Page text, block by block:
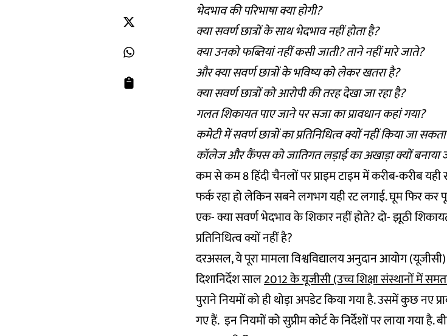
भेदभाव की परिभाषा क्या होगी?
क्या सवर्ण छात्रों के साथ भेदभाव नहीं होता है?
क्या उनको फब्तियां नहीं कसी जाती? ताने नहीं मारे जाते?
और क्या सवर्ण छात्रों के भविष्य को लेकर खतरा है?
क्या सवर्ण छात्रों को आरोपी की तरह देखा जा रहा है?
गलत शिकायत पाए जाने पर सजा का प्रावधान कहां गया?
कमेटी में सवर्ण छात्रों का प्रतिनिधित्व क्यों नहीं किया जा
कॉलेज और कैंपस को जातिगत लड़ाई का अखाड़ा क्यों बनाया
कम से कम 8 हिंदी चैनलों पर प्राइम टाइम में करीब-करीब
फर्क रहा हो लेकिन सबने लगभग यही रट लगाई. घूम फिर कर
एक- क्या सवर्ण भेदभाव के शिकार नहीं होते? दो- झूठी
प्रतिनिधित्व क्यों नहीं है?
दरअसल, ये पूरा मामला विश्वविद्यालय अनुदान आयोग
दिशानिर्देश साल2012 के यूजीसी (उच्च शिक्षा संस्थानों में
पुराने नियमों को ही थोड़ा अपडेट किया गया है. उसमें कुछ नए
गए हैं. इन नियमों को सुप्रीम कोर्ट के निर्देशों पर लाया गया